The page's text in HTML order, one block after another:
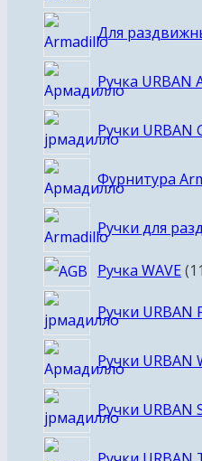
Для
Ручка URBAN
Ручки URBAN
Фурнитура
Ручки для
Ручка WAVE 11
Ручки URBAN
Ручки URBAN
Ручки URBAN